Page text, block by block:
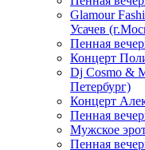
Glamour
Усачев
Пенная
Концерт
Dj Cosmo &
Петербург)
Концерт
Пенная
Мужское
Пенная